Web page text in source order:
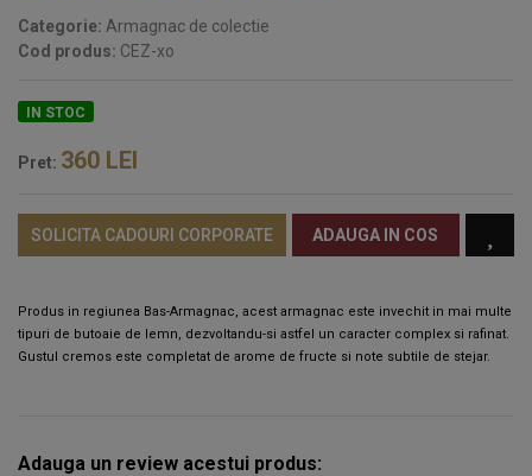
Categorie: Armagnac de colectie
Cod produs: CEZ-xo
IN STOC
Pret: 360 LEI
SOLICITA CADOURI CORPORATE ADAUGA IN COS
Produs in regiunea Bas-Armagnac, acest armagnac este invechit in mai multe
tipuri de butoaie de lemn, dezvoltandu-si astfel un caracter complex si rafinat.
Gustul cremos este completat de arome de fructe si note subtile de stejar.
Adauga un review acestui produs: